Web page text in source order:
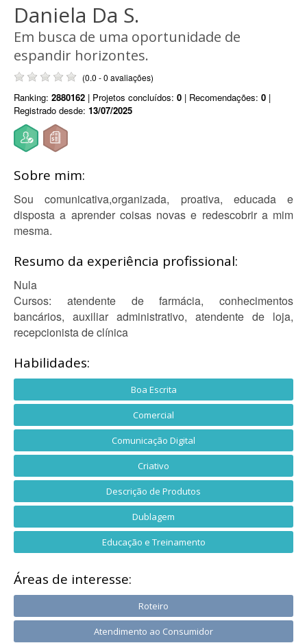
Daniela Da S.
Em busca de uma oportunidade de
espandir horizontes.
(0.0 - 0 avaliações)
Ranking: 2880162 | Projetos concluídos: 0 | Recomendações: 0 |
Registrado desde: 13/07/2025
Sobre mim:
Sou comunicativa,organizada, proativa, educada e
disposta a aprender coisas novas e redescobrir a mim
mesma.
Resumo da experiência profissional:
Nula
Cursos: atendente de farmácia, conhecimentos
bancários, auxiliar administrativo, atendente de loja,
recepcionista de clínica
Habilidades:
Boa Escrita
Comercial
Comunicação Digital
Criativo
Descrição de Produtos
Dublagem
Educação e Treinamento
Áreas de interesse:
Roteiro
Atendimento ao Consumidor